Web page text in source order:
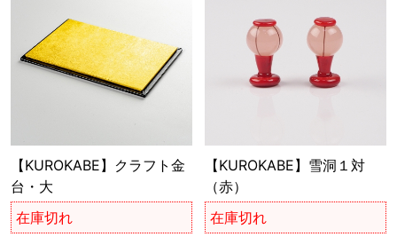
【KUROKABE】クラフト金
台・大
在庫切れ
【KUROKABE】雪洞１対
（赤）
在庫切れ